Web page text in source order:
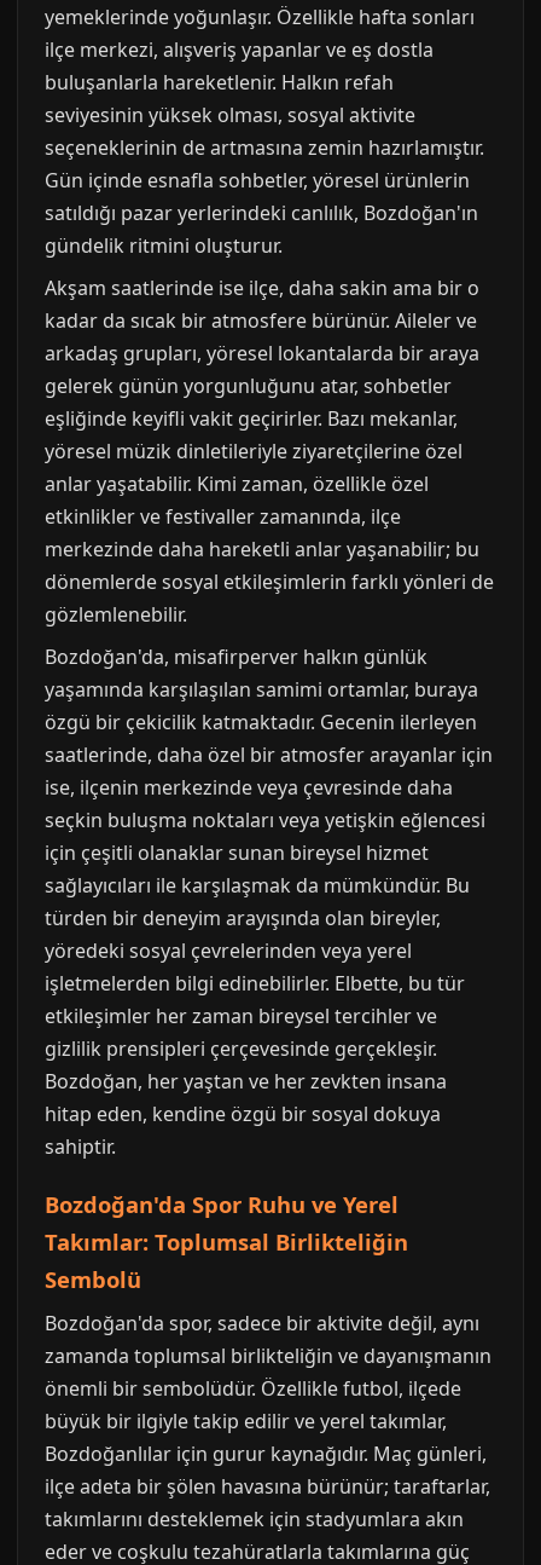
yemeklerinde yoğunlaşır. Özellikle hafta sonları
ilçe merkezi, alışveriş yapanlar ve eş dostla
buluşanlarla hareketlenir. Halkın refah
seviyesinin yüksek olması, sosyal aktivite
seçeneklerinin de artmasına zemin hazırlamıştır.
Gün içinde esnafla sohbetler, yöresel ürünlerin
satıldığı pazar yerlerindeki canlılık, Bozdoğan'ın
gündelik ritmini oluşturur.
Akşam saatlerinde ise ilçe, daha sakin ama bir o
kadar da sıcak bir atmosfere bürünür. Aileler ve
arkadaş grupları, yöresel lokantalarda bir araya
gelerek günün yorgunluğunu atar, sohbetler
eşliğinde keyifli vakit geçirirler. Bazı mekanlar,
yöresel müzik dinletileriyle ziyaretçilerine özel
anlar yaşatabilir. Kimi zaman, özellikle özel
etkinlikler ve festivaller zamanında, ilçe
merkezinde daha hareketli anlar yaşanabilir; bu
dönemlerde sosyal etkileşimlerin farklı yönleri de
gözlemlenebilir.
Bozdoğan'da, misafirperver halkın günlük
yaşamında karşılaşılan samimi ortamlar, buraya
özgü bir çekicilik katmaktadır. Gecenin ilerleyen
saatlerinde, daha özel bir atmosfer arayanlar için
ise, ilçenin merkezinde veya çevresinde daha
seçkin buluşma noktaları veya yetişkin eğlencesi
için çeşitli olanaklar sunan bireysel hizmet
sağlayıcıları ile karşılaşmak da mümkündür. Bu
türden bir deneyim arayışında olan bireyler,
yöredeki sosyal çevrelerinden veya yerel
işletmelerden bilgi edinebilirler. Elbette, bu tür
etkileşimler her zaman bireysel tercihler ve
gizlilik prensipleri çerçevesinde gerçekleşir.
Bozdoğan, her yaştan ve her zevkten insana
hitap eden, kendine özgü bir sosyal dokuya
sahiptir.
Bozdoğan'da Spor Ruhu ve Yerel
Takımlar: Toplumsal Birlikteliğin
Sembolü
Bozdoğan'da spor, sadece bir aktivite değil, aynı
zamanda toplumsal birlikteliğin ve dayanışmanın
önemli bir sembolüdür. Özellikle futbol, ilçede
büyük bir ilgiyle takip edilir ve yerel takımlar,
Bozdoğanlılar için gurur kaynağıdır. Maç günleri,
ilçe adeta bir şölen havasına bürünür; taraftarlar,
takımlarını desteklemek için stadyumlara akın
eder ve coşkulu tezahüratlarla takımlarına güç